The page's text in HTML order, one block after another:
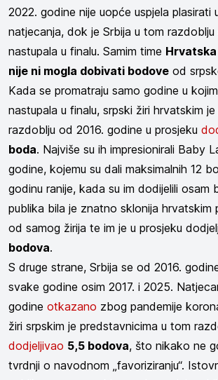
2022. godine nije uopće uspjela plasirati
natjecanja, dok je Srbija u tom
nastupala u finalu. Samim time
nije ni mogla dobivati bodove od
Kada se promatraju samo godine u
nastupala u finalu, srpski žiri hrvatskim
razdoblju od 2016. godine u prosjeku
boda. Najviše su ih impresionirali Baby
godine, kojemu su dali maksimalnih 12
godinu ranije, kada su im dodijelili osam
publika bila je znatno sklonija hrvatskim
od samog žirija te im je u prosjeku
bodova.
S druge strane, Srbija se od 2016.
svake godine osim 2017. i 2025.
godine otkazano zbog pandemije
žiri srpskim je predstavnicima u tom
dodjeljivao 5,5 bodova, što nikako ne
tvrdnji o navodnom „favoriziranju“.